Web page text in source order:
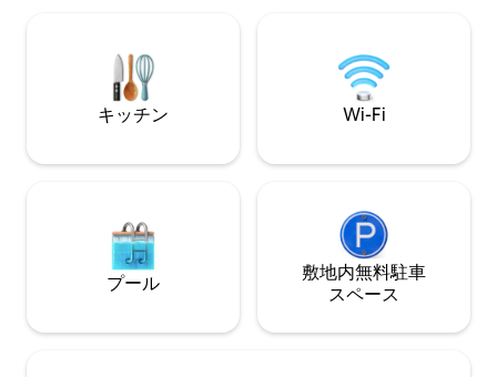
mit viel Liebe zum Detail gestaltet, um
eine elegante und ruhige Atmosphäre
zu schaffen. Wohn- und Essbereich: Ein
offener, luftiger Wohnbereich, der
auf das Mittelmeer übergeht. Große
Geräten, perfekt für längere
Aufenthalte. Wir stellen Ihnen sogar
Grundnahrungsmittel wie Pasta und
frisches Obst zur Verfügung, damit Ihr
TV mit allen Streaming-Diensten. Jedes
tranquilidad.
キッチン Wi-Fi
プール
敷地内無料駐⁠車
ス⁠ペ⁠ー⁠ス